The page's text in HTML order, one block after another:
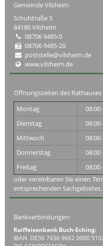
Gemeinde Vilsheim
Schulstraße 5
84186 Vilsheim
08706 9485-0
08706 9485-20
poststelle@vilsheim.de
www.vilsheim.de
Öffnungszeiten des Rathauses
Montag
08:00
Dienstag
08:00
Mittwoch
08:00
Donnerstag
08:00
Freitag
08:00
oder vereinbaren Sie einen
entsprechenden Sachgebietes.
Bankverbindungen:
Raiffeisenbank Buch-Eching:
IBAN DE56 7436 9662 0000